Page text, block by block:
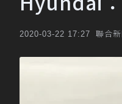
2020-03-22 17:27 聯合